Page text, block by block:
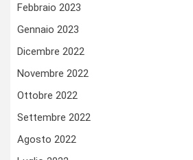
Febbraio 2023
Gennaio 2023
Dicembre 2022
Novembre 2022
Ottobre 2022
Settembre 2022
Agosto 2022